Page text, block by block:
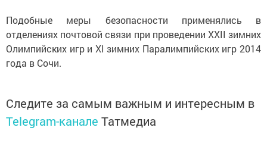
Подобные меры безопасности применялись в
отделениях почтовой связи при проведении XXII зимних
Олимпийских игр и XI зимних Паралимпийских игр 2014
года в Сочи.
Следите за самым важным и интересным в
Telegram-канале Татмедиа